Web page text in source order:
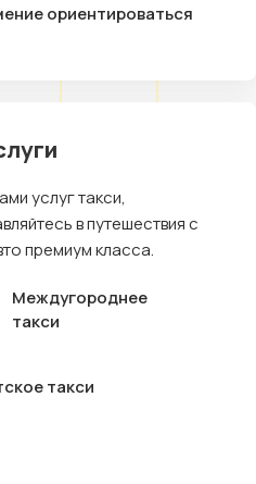
ориентироваться
услуг такси,
в путешествия с
премиум класса.
Междугороднее
такси
такси